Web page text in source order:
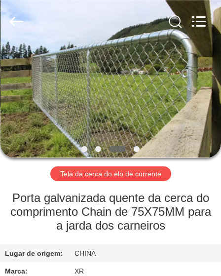
CASA
PRODUTOS
SOBRE
NÓS
EXCURSÃO
FÁBRICA
CONTROLE
QUALIDADE
AN
PING
RUN
CO.,LTD.
All
Rights
Reserved.
Tela da cerca do elo de corrente
Porta galvanizada quente da cerca do
comprimento Chain de 75X75MM para
a jarda dos carneiros
Lugar de origem: CHINA
Marca: XR